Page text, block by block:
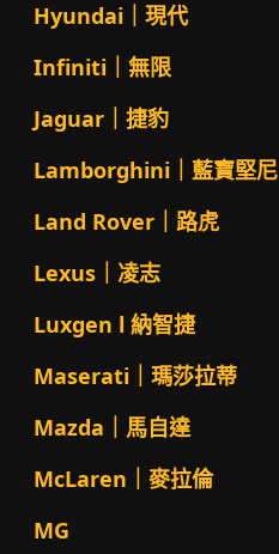
Hyundai｜現代
Infiniti｜無限
Jaguar｜捷豹
Lamborghini｜藍寶堅尼
Land Rover｜路虎
Lexus｜凌志
Luxgen l 納智捷
Maserati｜瑪莎拉蒂
Mazda｜馬自達
McLaren｜麥拉倫
MG